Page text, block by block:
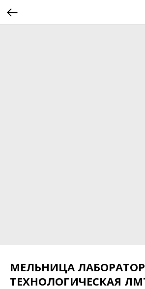
МЕЛЬНИЦА
ТЕХНОЛОГИЧЕСКАЯ